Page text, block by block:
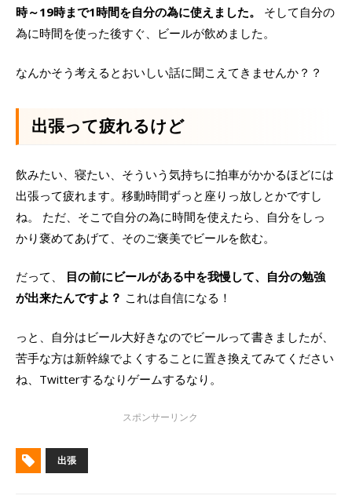
時～19時まで1時間を自分の為に使えました。
そして自分の
為に時間を使った後すぐ、ビールが飲めました。
なんかそう考えるとおいしい話に聞こえてきませんか？？
出張って疲れるけど
飲みたい、寝たい、そういう気持ちに拍車がかかるほどには
出張って疲れます。移動時間ずっと座りっ放しとかですし
ね。 ただ、そこで自分の為に時間を使えたら、自分をしっ
かり褒めてあげて、そのご褒美でビールを飲む。
だって、 目の前にビールがある中を我慢して、自分の勉強
が出来たんですよ？ これは自信になる！
っと、自分はビール大好きなのでビールって書きましたが、
苦手な方は新幹線でよくすることに置き換えてみてください
ね、Twitterするなりゲームするなり。
出張